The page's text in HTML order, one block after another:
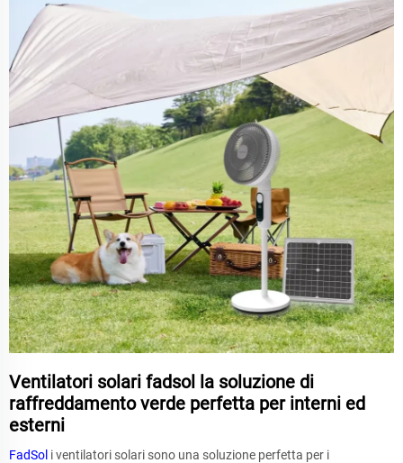
Ventilatori solari fadsol la soluzione di
raffreddamento verde perfetta per interni ed
esterni
FadSol i ventilatori solari sono una soluzione perfetta per i